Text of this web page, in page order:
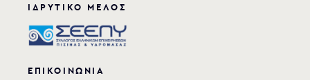
ΙΔΡΥΤΙΚΟ ΜΕΛΟΣ
ΕΠΙΚΟΙΝΩΝΙΑ